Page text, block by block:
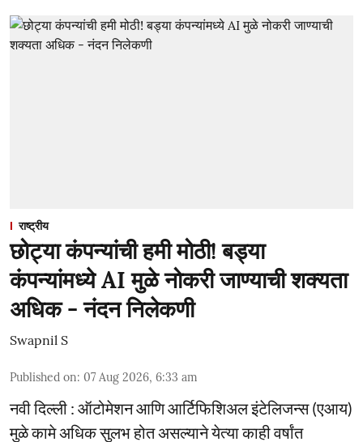
राष्ट्रीय
छोट्या कंपन्यांची हमी मोठी! बड्या
कंपन्यांमध्ये AI मुळे नोकरी जाण्याची शक्यता
अधिक - नंदन निलेकणी
Swapnil S
Published on: 07 Aug 2026, 6:33 am
नवी दिल्ली : ऑटोमेशन आणि आर्टिफिशिअल इंटेलिजन्स (एआय)
मुळे कामे अधिक सुलभ होत असल्याने येत्या काही वर्षांत